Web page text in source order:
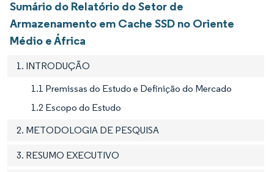
Sumário do Relatório do Setor de
Armazenamento em Cache SSD no Oriente
Médio e África
1. INTRODUÇÃO
1.1 Premissas do Estudo e Definição do Mercado
1.2 Escopo do Estudo
2. METODOLOGIA DE PESQUISA
3. RESUMO EXECUTIVO